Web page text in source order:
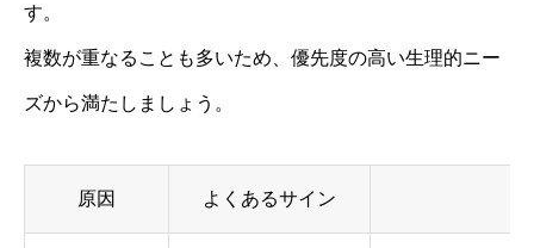
す。
複数が重なることも多いため、優先度の高い生理的ニー
ズから満たしましょう。
原因 よくあるサイン